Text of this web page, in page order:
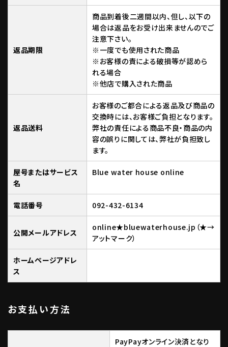
返品期限
商品到着後二週間以内、但し、以下の
場合は返品をお受け出来ませんのでご
注意下さい。
※一度でも使用された商品
※お客様の責による破損等が認めら
れる場合
※他店で購入された商品
返品送料
お客様のご都合による返品及び商品の
交換時には、お客様ご負担となります。
弊社の責任による商品不良・商品の内
容の誤りに関しては、弊社が負担致し
ます。
屋号またはサービス
名
Blue water house online
電話番号 092-432-6134
公開メールアドレス
online★bluewaterhouse.jp（★→
アットマーク）
ホームページアドレ
ス
お支払い方法
PayPayオンライン決済となり